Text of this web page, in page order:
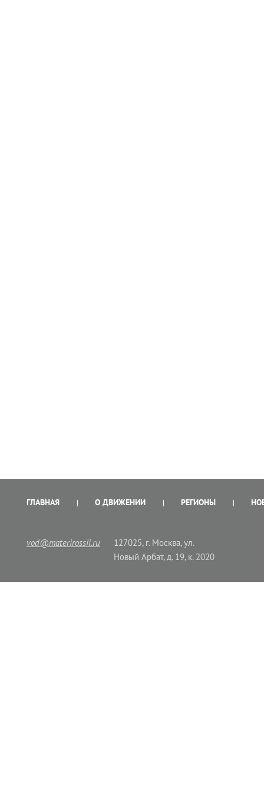
ГЛАВНАЯ О ДВИЖЕНИИ РЕГИОНЫ
vod@materirossii.ru
127025, г. Москва, ул.
Новый Арбат, д. 19, к. 2020